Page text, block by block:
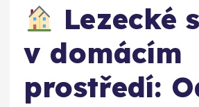
Lezecké
v domácím
prostředí: